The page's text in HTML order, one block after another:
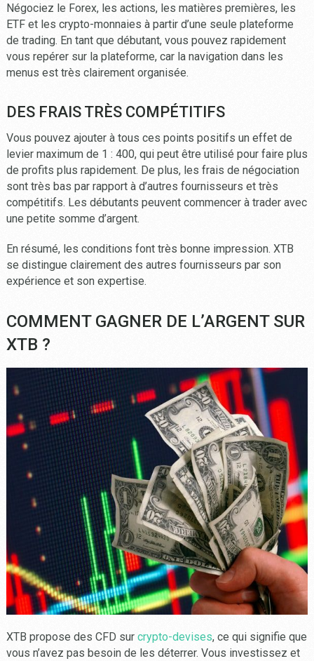
Négociez le Forex, les actions, les matières premières, les
ETF et les crypto-monnaies à partir d’une seule plateforme
de trading. En tant que débutant, vous pouvez rapidement
vous repérer sur la plateforme, car la navigation dans les
menus est très clairement organisée.
DES FRAIS TRÈS COMPÉTITIFS
Vous pouvez ajouter à tous ces points positifs un effet de
levier maximum de 1 : 400, qui peut être utilisé pour faire plus
de profits plus rapidement. De plus, les frais de négociation
sont très bas par rapport à d’autres fournisseurs et très
compétitifs. Les débutants peuvent commencer à trader avec
une petite somme d’argent.
En résumé, les conditions font très bonne impression. XTB
se distingue clairement des autres fournisseurs par son
expérience et son expertise.
COMMENT GAGNER DE L’ARGENT SUR
XTB ?
XTB propose des CFD surcrypto-devises, ce qui signifie que
vous n’avez pas besoin de les déterrer. Vous investissez et